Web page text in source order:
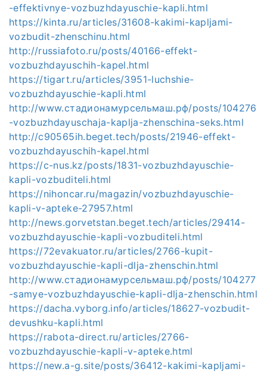
-effektivnye-vozbuzhdayuschie-kapli.html
https://kinta.ru/articles/31608-kakimi-kapljami-
vozbudit-zhenschinu.html
http://russiafoto.ru/posts/40166-effekt-
vozbuzhdayuschih-kapel.html
https://tigart.ru/articles/3951-luchshie-
vozbuzhdayuschie-kapli.html
http://www.стадионамурсельмаш.рф/posts/104276
-vozbuzhdayuschaja-kaplja-zhenschina-seks.html
http://c90565ih.beget.tech/posts/21946-effekt-
vozbuzhdayuschih-kapel.html
https://c-nus.kz/posts/1831-vozbuzhdayuschie-
kapli-vozbuditeli.html
https://nihoncar.ru/magazin/vozbuzhdayuschie-
kapli-v-apteke-27957.html
http://news.gorvetstan.beget.tech/articles/29414-
vozbuzhdayuschie-kapli-vozbuditeli.html
https://72evakuator.ru/articles/2766-kupit-
vozbuzhdayuschie-kapli-dlja-zhenschin.html
http://www.стадионамурсельмаш.рф/posts/104277
-samye-vozbuzhdayuschie-kapli-dlja-zhenschin.html
https://dacha.vyborg.info/articles/18627-vozbudit-
devushku-kapli.html
https://rabota-direct.ru/articles/2766-
vozbuzhdayuschie-kapli-v-apteke.html
https://new.a-g.site/posts/36412-kakimi-kapljami-